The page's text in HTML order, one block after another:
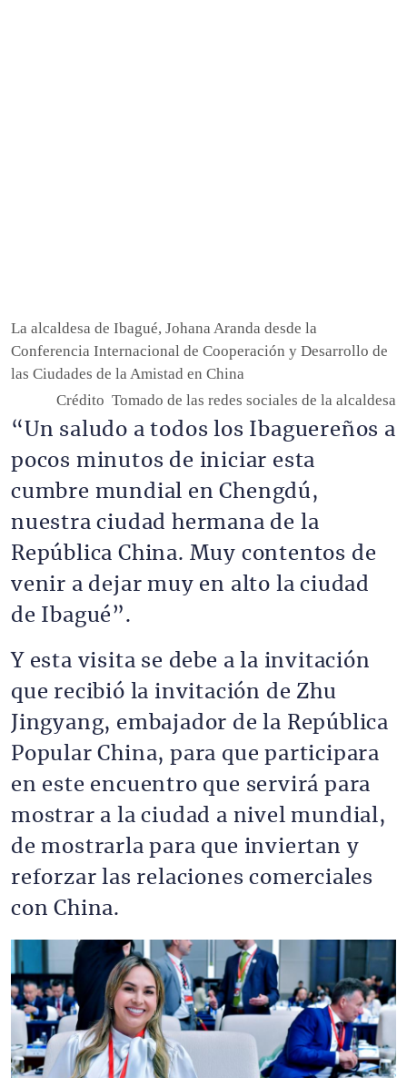
Descripción
La alcaldesa de Ibagué, Johana Aranda desde la
Conferencia Internacional de Cooperación y Desarrollo de
las Ciudades de la Amistad en China
Crédito Tomado de las redes sociales de la alcaldesa
“Un saludo a todos los Ibaguereños a
pocos minutos de iniciar esta
cumbre mundial en Chengdú,
nuestra ciudad hermana de la
República China. Muy contentos de
venir a dejar muy en alto la ciudad
de Ibagué”.
Y esta visita se debe a la invitación
que recibió la invitación de Zhu
Jingyang, embajador de la República
Popular China, para que participara
en este encuentro que servirá para
mostrar a la ciudad a nivel mundial,
de mostrarla para que inviertan y
reforzar las relaciones comerciales
con China.